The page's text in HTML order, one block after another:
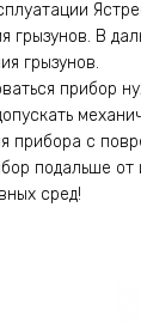
грызунов. В
грызунов.
прибор
прибора с
подальше от
сред!